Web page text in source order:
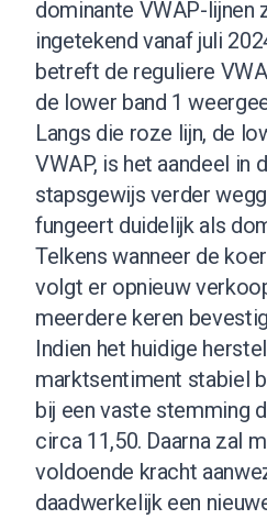
dominante VWAP-lijnen
ingetekend vanaf juli
betreft de reguliere
de lower band 1
Langs die roze lijn, de
VWAP, is het aandeel in
stapsgewijs verder
fungeert duidelijk als
Telkens wanneer de
volgt er opnieuw
meerdere keren
Indien het huidige
marktsentiment stabiel
bij een vaste stemming
circa 11,50. Daarna zal
voldoende kracht
daadwerkelijk een